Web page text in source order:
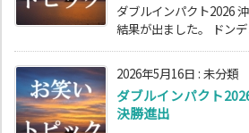
ダブルインパクト2026
結果が出ました。 ドンデ
2026年5月16日 : 未分類
ダブルインパクト
決勝進出